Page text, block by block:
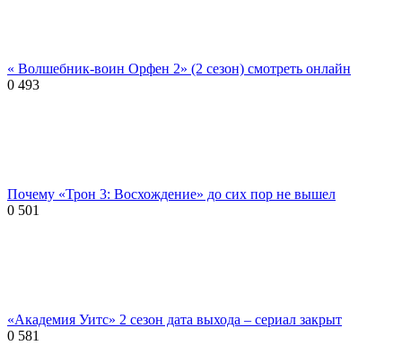
« Волшебник-воин Орфен 2» (2 сезон) смотреть онлайн
0 493
Почему «Трон 3: Восхождение» до сих пор не вышел
0 501
«Академия Уитс» 2 сезон дата выхода – сериал закрыт
0 581